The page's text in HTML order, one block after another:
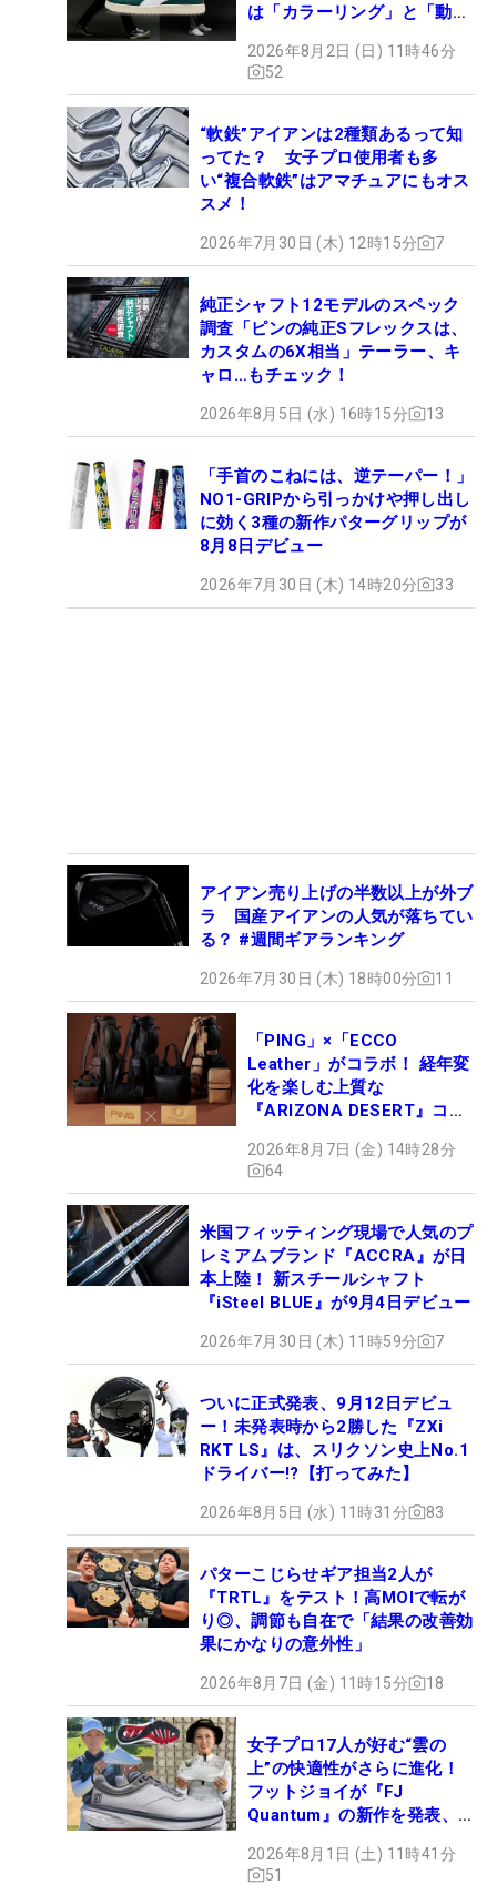
は「カラーリング」と「動き
2026年8月2日 (日) 11時46分
52
“軟鉄”アイアンは2種類あるって知
ってた？ 女子プロ使用者も多
い“複合軟鉄”はアマチュアにもオス
スメ！
2026年7月30日 (木) 12時15分 7
純正シャフト12モデルのスペック
調査「ピンの純正Sフレックスは、
カスタムの6X相当」テーラー、キ
ャロ…もチェック！
2026年8月5日 (水) 16時15分 13
「手首のこねには、逆テーパー！」
NO1-GRIPから引っかけや押し出し
に効く3種の新作パターグリップが
8月8日デビュー
2026年7月30日 (木) 14時20分 33
アイアン売り上げの半数以上が外ブ
ラ 国産アイアンの人気が落ちてい
る？ #週間ギアランキング
2026年7月30日 (木) 18時00分 11
「PING」×「ECCO
Leather」がコラボ！ 経年変
化を楽しむ上質な
『ARIZONA DESERT』コレ
ュー
2026年8月7日 (金) 14時28分
64
米国フィッティング現場で人気のプ
レミアムブランド『ACCRA』が日
本上陸！ 新スチールシャフト
『iSteel BLUE』が9月4日デビュー
2026年7月30日 (木) 11時59分 7
ついに正式発表、9月12日デビュ
ー！未発表時から2勝した『ZXi
RKT LS』は、スリクソン史上No.1
ドライバー!?【打ってみた】
2026年8月5日 (水) 11時31分 83
パターこじらせギア担当2人が
『TRTL』をテスト！高MOIで転が
り◎、調節も自在で「結果の改善効
果にかなりの意外性」
2026年8月7日 (金) 11時15分 18
女子プロ17人が好む“雲の
上”の快適性がさらに進化！
フットジョイが『FJ
Quantum』の新作を発表、8
2026年8月1日 (土) 11時41分
51